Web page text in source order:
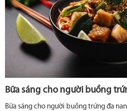
Bữa sáng cho người buồng
Bữa sáng cho người buồng trứng đa